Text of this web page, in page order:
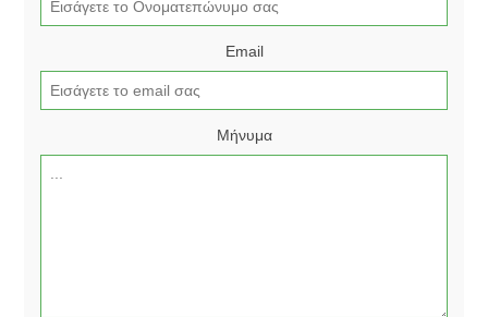
Email
Μήνυμα